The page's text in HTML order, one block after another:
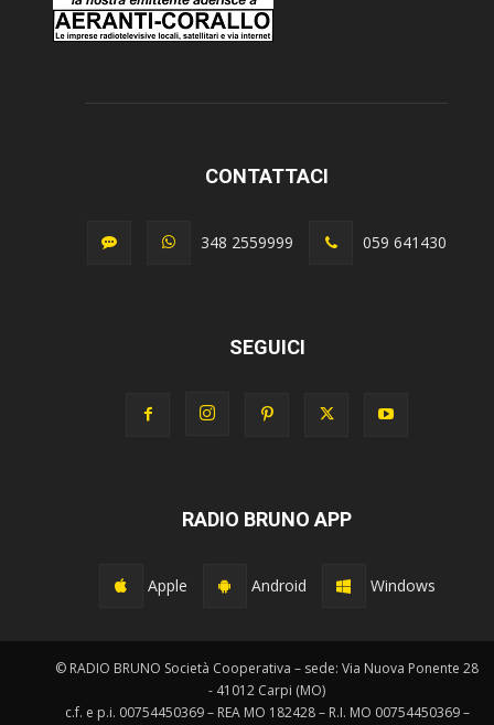
CONTATTACI
348 2559999 059 641430
SEGUICI
RADIO BRUNO APP
Apple Android Windows
© RADIO BRUNO Società Cooperativa – sede: Via Nuova Ponente 28
- 41012 Carpi (MO)
c.f. e p.i. 00754450369 – REA MO 182428 – R.I. MO 00754450369 –